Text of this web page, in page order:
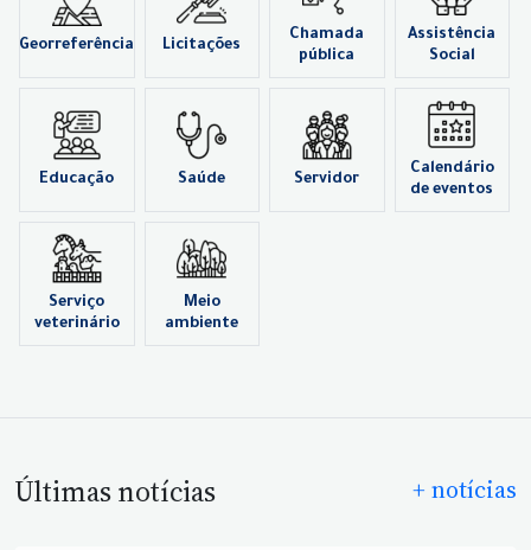
Georreferência Licitações
Chamada
pública
Assistência
Social
Educação Saúde Servidor
Calendário
de eventos
Serviço
veterinário
Meio
ambiente
Últimas notícias + notícias